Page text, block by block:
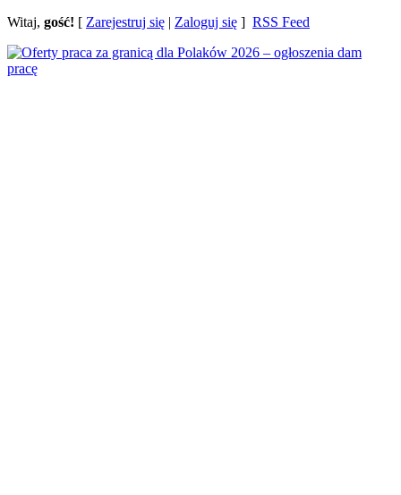
Witaj, gość! [ Zarejestruj się | Zaloguj się ] RSS Feed